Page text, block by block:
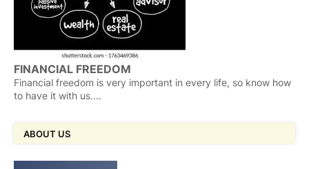
FINANCIAL FREEDOM
Financial freedom is very important in every life, so know how
to have it with us....
ABOUT US